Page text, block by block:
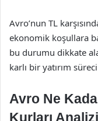
Avro’nun TL
ekonomik koşullara
bu durumu dikkate
karlı bir yatırım
Avro Ne
Kurları Analizi